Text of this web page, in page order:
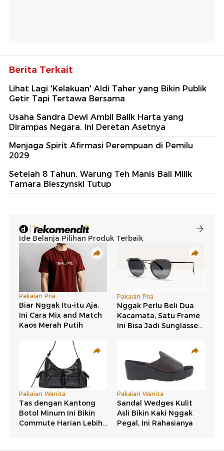
Berita Terkait
Lihat Lagi 'Kelakuan' Aldi Taher yang Bikin Publik
Getir Tapi Tertawa Bersama
Usaha Sandra Dewi Ambil Balik Harta yang
Dirampas Negara, Ini Deretan Asetnya
Menjaga Spirit Afirmasi Perempuan di Pemilu
2029
Setelah 8 Tahun, Warung Teh Manis Bali Milik
Tamara Bleszynski Tutup